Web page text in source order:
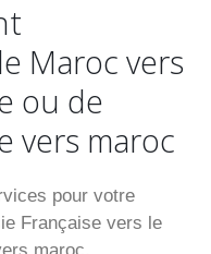
Maroc vers
ou de
vers maroc
pour votre
Française vers le
maroc.